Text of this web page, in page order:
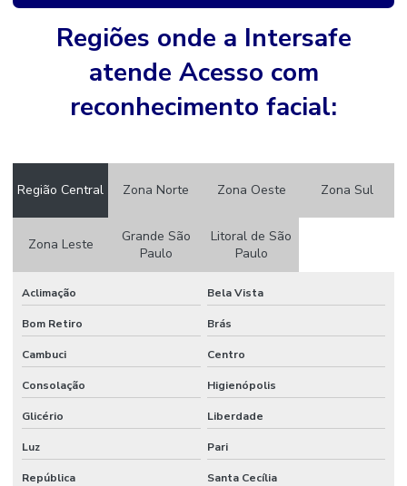
Cftv monitoramento
Circuito de câmeras de segurança
Controle de acesso com biometria
Controle de acesso biometrico
Controle de acesso biometrico para condominios
Controle de acesso biométrico para edifícios
Controle de acesso biométrico para empresas
Controle de acesso biométrico para portas
Controle de acesso biometrico preço
Controle de acesso para condominios
Controle de acesso para condominios preço
Controle de acesso digital
Controle de acesso de veiculos em condominios
Regiões onde a Intersafe
atende Acesso com
reconhecimento facial:
Região Central Zona Norte Zona Oeste Zona Sul
Zona Leste
Grande São
Paulo
Litoral de São
Paulo
Aclimação Bela Vista
Bom Retiro Brás
Cambuci Centro
Consolação Higienópolis
Glicério Liberdade
Luz Pari
República Santa Cecília